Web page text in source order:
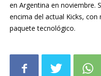
en Argentina en noviembre.
encima del actual Kicks,
paquete tecnológico.